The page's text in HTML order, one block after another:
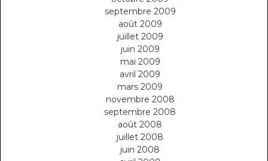
septembre 2009
août 2009
juillet 2009
juin 2009
mai 2009
avril 2009
mars 2009
novembre 2008
septembre 2008
août 2008
juillet 2008
juin 2008